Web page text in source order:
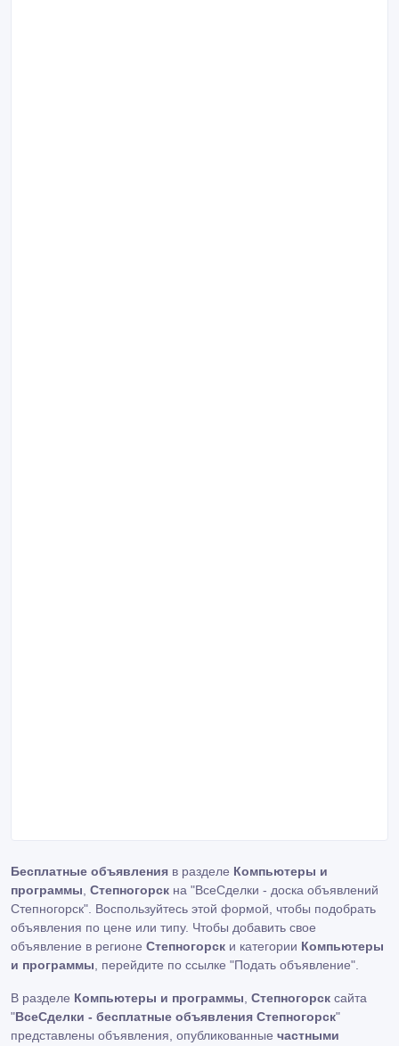
Бесплатные объявления в разделе Компьютеры и
программы Степногорск на "ВсеСделки - доска объявлений
Степногорск". Воспользуйтесь этой формой, чтобы подобрать
объявления по цене или типу. Чтобы добавить свое
объявление в регионе Степногорск и категории Компьютеры
и программы , перейдите по ссылке "Подать объявление"
В разделе Компьютеры и программы Степногорск сайта
"ВсеСделки - бесплатные объявления Степногорск"
представлены объявления, опубликованные частными